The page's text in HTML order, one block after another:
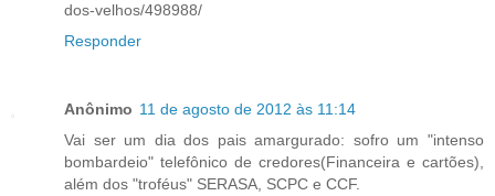
dos-velhos/498988/
Responder
Anônimo 11 de agosto de 2012 às 11:14
Vai ser um dia dos pais amargurado: sofro um "intenso
bombardeio" telefônico de credores(Financeira e cartões),
além dos "troféus" SERASA, SCPC e CCF.